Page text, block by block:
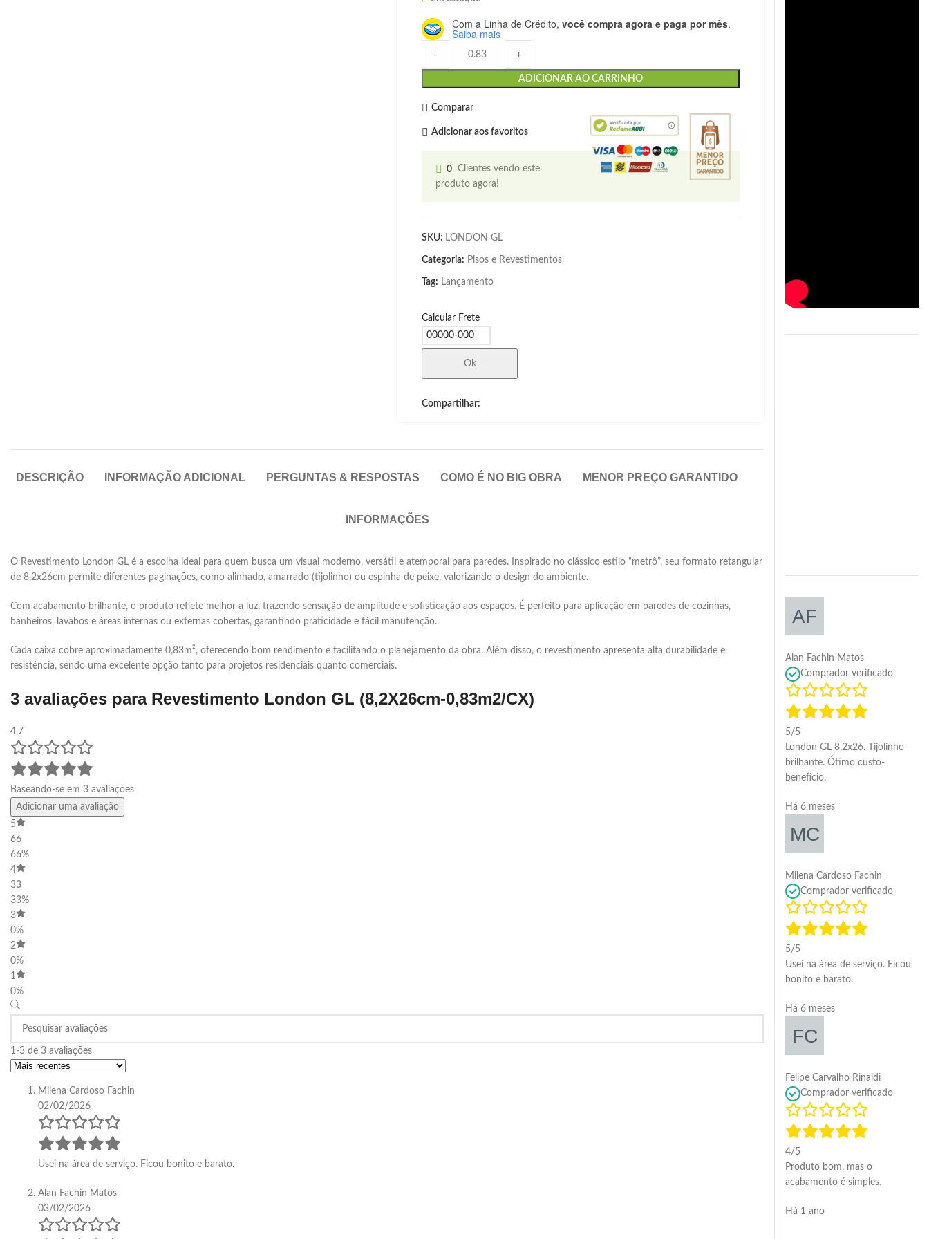
Com a Linha de Crédito, você compra agora e paga por mês.
Saiba mais
- +
ADICIONAR AO CARRINHO
Comparar
Adicionar aos favoritos
0 Clientes vendo este
produto agora!
SKU: LONDON GL
Categoria: Pisos e Revestimentos
Tag: Lançamento
Calcular Frete
Ok
Compartilhar:
DESCRIÇÃO INFORMAÇÃO ADICIONAL PERGUNTAS & RESPOSTAS COMO É NO BIG OBRA MENOR PREÇO GARANTIDO
INFORMAÇÕES
O Revestimento London GL é a escolha ideal para quem busca um visual moderno, versátil e atemporal para paredes. Inspirado no clássico estilo “metrô”, seu formato retangular
de 8,2x26cm permite diferentes paginações, como alinhado, amarrado (tijolinho) ou espinha de peixe, valorizando o design do ambiente.
Com acabamento brilhante, o produto reflete melhor a luz, trazendo sensação de amplitude e sofisticação aos espaços. É perfeito para aplicação em paredes de cozinhas,
banheiros, lavabos e áreas internas ou externas cobertas, garantindo praticidade e fácil manutenção.
Cada caixa cobre aproximadamente 0,83m², oferecendo bom rendimento e facilitando o planejamento da obra. Além disso, o revestimento apresenta alta durabilidade e
resistência, sendo uma excelente opção tanto para projetos residenciais quanto comerciais.
3 avaliações para Revestimento London GL (8,2X26cm-0,83m2/CX)
4,7
Baseando-se em 3 avaliações
Adicionar uma avaliação
5
66
66%
4
33
33%
3
0%
2
0%
1
0%
1-3 de 3 avaliações
Milena Cardoso Fachin
02/02/2026
Usei na área de serviço. Ficou bonito e barato.
Alan Fachin Matos
03/02/2026
Alan Fachin Matos
Comprador verificado
5/5
London GL 8,2x26. Tijolinho
brilhante. Ótimo custo-
benefício.
Há 6 meses
Milena Cardoso Fachin
Comprador verificado
5/5
Usei na área de serviço. Ficou
bonito e barato.
Há 6 meses
Felipe Carvalho Rinaldi
Comprador verificado
4/5
Produto bom, mas o
acabamento é simples.
Há 1 ano